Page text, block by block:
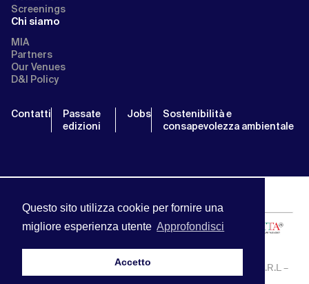
Questo sito utilizza cookie per fornire una
migliore esperienza utente Approfondisci
Accetto
Screenings
Chi siamo
MIA
Partners
Our Venues
D&I Policy
Contatti
Passate
edizioni
Jobs
Sostenibilità e
consapevolezza ambientale
MIA | Mercato Internazionale Audiovisivo | APA SERVICE S.R.L –